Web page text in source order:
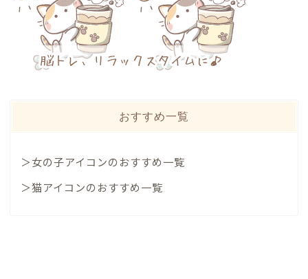
おすすめ一覧
＞女の子アイコンのおすすめ一覧
＞猫アイコンのおすすめ一覧